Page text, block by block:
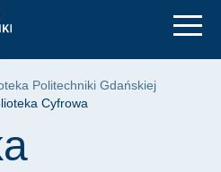
Politechniki Gdańskiej
Cyfrowa